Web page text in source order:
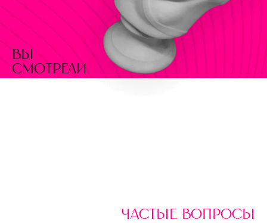
вы
смотрели
частые вопросы